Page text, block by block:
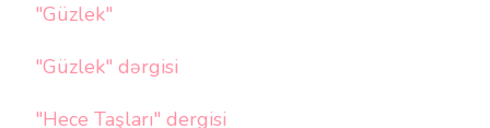
"Güzlek"
"Güzlek" dərgisi
"Hece Taşları" dergisi